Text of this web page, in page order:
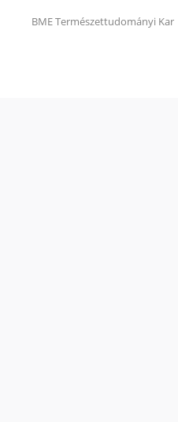
BMETermészettudományi Kar